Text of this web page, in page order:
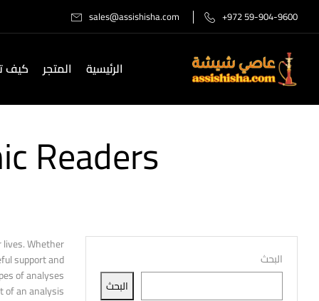
+972 59-904-9600
sales@assishisha.com
الرئيسية المتجر كيف
Readers
البحث
البحث
Whether
support and
of analyses
an analysis.